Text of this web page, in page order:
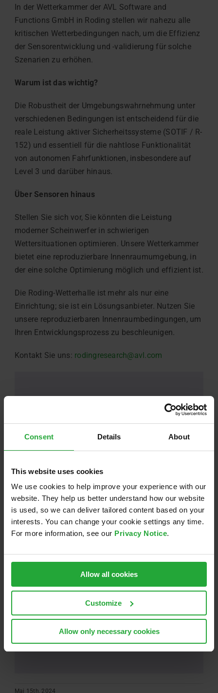
Consent Details About
This website uses cookies
We use cookies to help improve your experience with our
website. They help us better understand how our website
is used, so we can deliver tailored content based on your
interests. You can change your cookie settings any time.
For more information, see our Privacy Notice.
Allow all cookies
Customize
Allow only necessary cookies
In der Wetterkammer der AVL Software and
Functions GmbH in Roding stellen wir nahezu alle
kritischen Wetterbedingungen nach, um die Effizienz
der Sensorentwicklung und -validierung für solche
Szenarien zu erhöhen.
Warum ist das wichtig?
Die Robustheit der Umgebungswahrnehmung unter
verschiedenen Bedingungen ist entscheidend für die
reale Leistung aktiver Sicherheitssysteme (SOTIF / R-
152) und essentiell für die nahtlose Funktionalität
von autonomen Fahrfunktionen, insbesondere auf
Level 3 und darüber hinaus.
Über Sensoren hinaus
Stellen Sie sich vor, Sie könnten die Leistung
moderner Scheinwerfer in schwierigen
Wettersituationen optimieren. Unsere Wetterkammer
bietet eine reproduzierbare Innenraumumgebung, in
der eine solche Optimierung möglich und effizient ist.
Die Roding-Wetterhalle ist mehr als nur eine
Einrichtung; sie ist ein Lösungsanbieter. Nutzen Sie
unsere reproduzierbaren Innenraumbedingungen, um
Ihren Entwicklungsprozess zu beschleunigen.
Kontakt Sie uns: rodingresearch@avl.com
benötigt YouTube Ihre Einwilligung um
geladen zu werden. Mehr Informationen
finden Sie unter
Datenschutz
Mai 15th, 2024